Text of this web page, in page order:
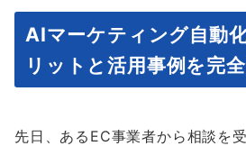
AIマーケティング自動
リットと活用事例を完
先日、あるEC事業者から相談を